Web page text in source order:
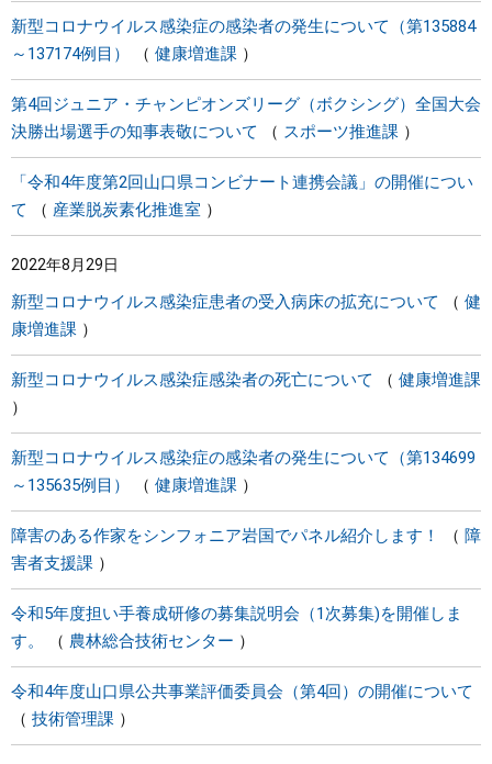
新型コロナウイルス感染症の感染者の発生について（第135884
～137174例目）
健康増進課
第4回ジュニア・チャンピオンズリーグ（ボクシング）全国大会
決勝出場選手の知事表敬について
スポーツ推進課
「令和4年度第2回山口県コンビナート連携会議」の開催につい
て
産業脱炭素化推進室
2022年8月29日
新型コロナウイルス感染症患者の受入病床の拡充について
健
康増進課
新型コロナウイルス感染症感染者の死亡について 健康増進課
新型コロナウイルス感染症の感染者の発生について（第134699
～135635例目）
健康増進課
障害のある作家をシンフォニア岩国でパネル紹介します！
障
害者支援課
令和5年度担い手養成研修の募集説明会（1次募集)を開催しま
す。
農林総合技術センター
令和4年度山口県公共事業評価委員会（第4回）の開催について
技術管理課